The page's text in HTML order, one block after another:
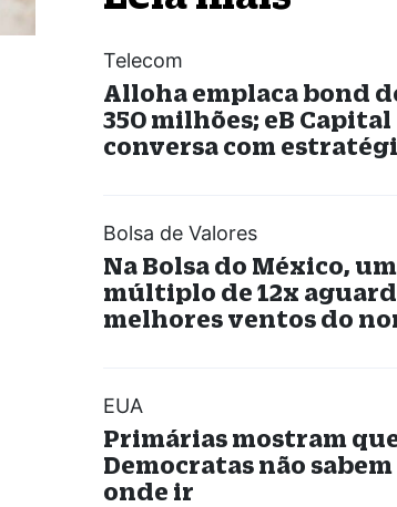
Telecom
Alloha emplaca bond
350 milhões; eB Capital
conversa com
Bolsa de Valores
Na Bolsa do México, um
múltiplo de 12x
melhores ventos do
EUA
Primárias mostram
Democratas não
onde ir